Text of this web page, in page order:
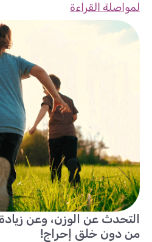
لمواصلة القراءة
التحدث عن الوزن، وعن
من دون خلق إحراج!